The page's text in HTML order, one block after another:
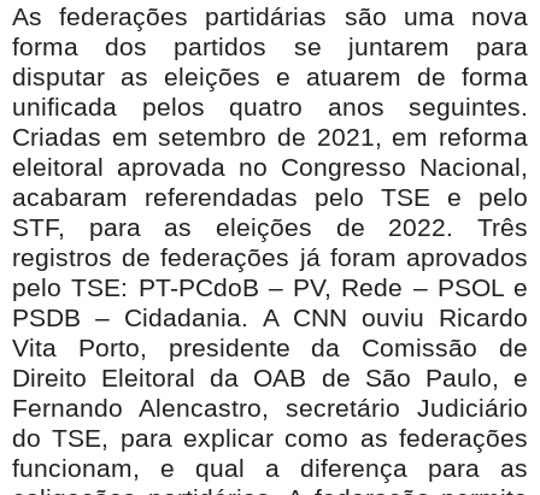
As federações partidárias são uma nova
forma dos partidos se juntarem para
disputar as eleições e atuarem de forma
unificada pelos quatro anos seguintes.
Criadas em setembro de 2021, em reforma
eleitoral aprovada no Congresso Nacional,
acabaram referendadas pelo TSE e pelo
STF, para as eleições de 2022. Três
registros de federações já foram aprovados
pelo TSE: PT-PCdoB – PV, Rede – PSOL e
PSDB – Cidadania. A CNN ouviu Ricardo
Vita Porto, presidente da Comissão de
Direito Eleitoral da OAB de São Paulo, e
Fernando Alencastro, secretário Judiciário
do TSE, para explicar como as federações
funcionam, e qual a diferença para as